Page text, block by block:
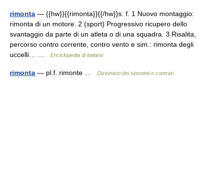
rimonta — {{hw}}{{rimonta}}{{/hw}}s. f. 1 Nuovo montaggio:
rimonta di un motore. 2 (sport) Progressivo ricupero dello
svantaggio da parte di un atleta o di una squadra. 3 Risalita,
percorso contro corrente, contro vento e sim.: rimonta degli
uccelli… …
Enciclopedia di italiano
rimonta — pl.f. rimonte … Dizionario dei sinonimi e contrari